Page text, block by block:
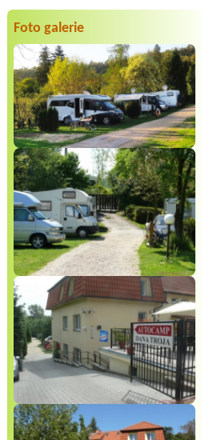
Termín od 2026-07-30 |
Rabyně
1stan 2osoby 1pes a 2kola1misto u
vody + elektrická pripojka
Termín od 2026-07-30 |Tábořiště U
Včelky
2 mista pro stany pro 4 dospělí a 2
děti
Termín od 2026-07-30 |Obytné sudy
Branov
2x 2L sud a 4 osoby
Termín od 2026-07-29 |Stanové
tábořiště Petrův palouk
2 kleine tenten 1 plaats met
electraEigen tent
Foto galerie